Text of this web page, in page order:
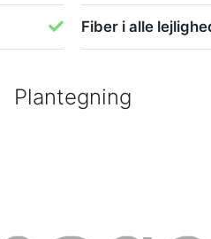
Fiber i alle
Plantegning